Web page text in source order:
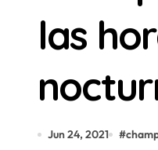
las
Jun 24, 2021 #